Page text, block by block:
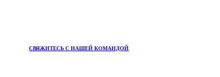
СВЯЖИТЕСЬ С НАШЕЙ КОМАНДОЙ